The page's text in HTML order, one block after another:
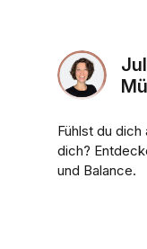
Fühlst du
dich?
und Balance.